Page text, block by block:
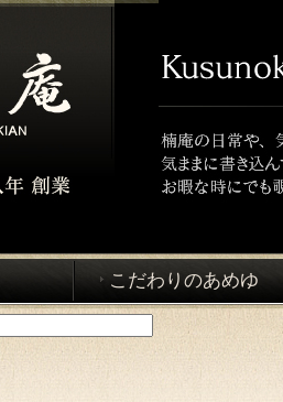
こだわりのあめゆ